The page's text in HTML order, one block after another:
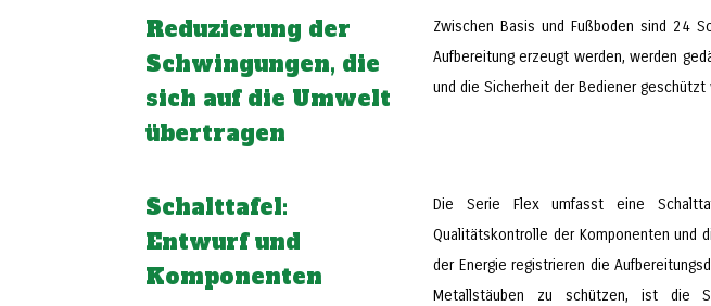
Reduzierung der
Schwingungen, die
sich auf die Umwelt
übertragen
Zwischen Basis und Fußboden sind 24
Aufbereitung erzeugt werden, werden
und die Sicherheit der Bediener geschützt
Schalttafel:
Entwurf und
Komponenten
Die Serie Flex umfasst eine
Qualitätskontrolle der Komponenten und
der Energie registrieren die
Metallstäuben zu schützen, ist die